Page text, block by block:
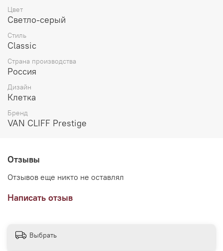
важных
дополнить образ жилетом (арт. А81413) и приобрести
дополнительные брюки в зауженном (
прямом силуэте (
Цвет
Светло-серый
Стиль
Classic
Страна производства
Россия
Дизайн
Клетка
Бренд
VAN CLIFF Prestige
Отзывы
Отзывов еще никто не оставлял
Написать отзыв
Выбрать